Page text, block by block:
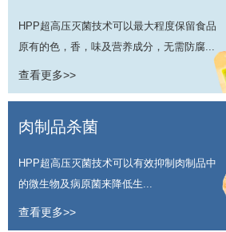
HPP超高压灭菌技术可以最大程度保留食品
原有的色，香，味及营养成分，无需防腐...
查看更多>>
肉制品杀菌
HPP超高压灭菌技术可以有效抑制肉制品中
的微生物及病原菌来降低生...
查看更多>>